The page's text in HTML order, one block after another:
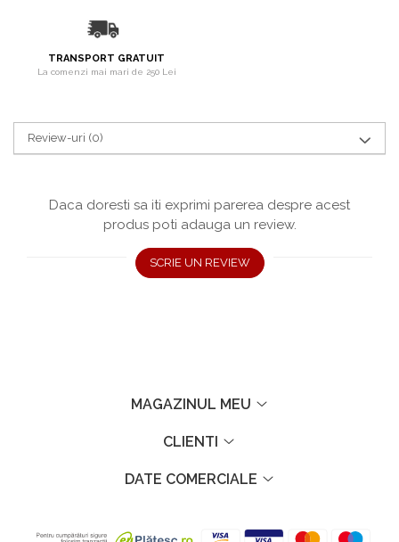
TRANSPORT GRATUIT
La comenzi mai mari de 250 Lei
Review-uri (0)
Daca doresti sa iti exprimi parerea despre acest
produs poti adauga un review.
SCRIE UN REVIEW
MAGAZINUL MEU
CLIENTI
DATE COMERCIALE